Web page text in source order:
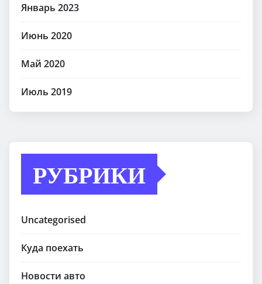
Январь 2023
Июнь 2020
Май 2020
Июль 2019
РУБРИКИ
Uncategorised
Куда поехать
Новости авто